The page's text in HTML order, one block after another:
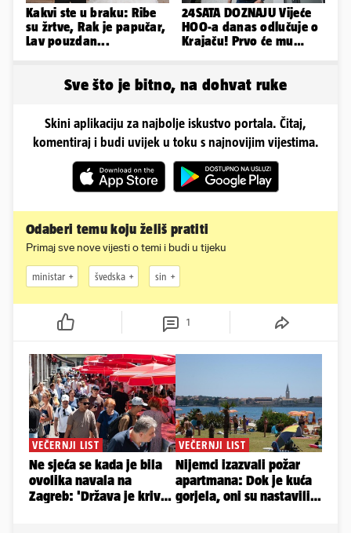
Kakvi ste u braku: Ribe
su žrtve, Rak je papučar,
Lav pouzdan...
24SATA DOZNAJU Vijeće
HOO-a danas odlučuje o
Krajaču! Prvo će mu
Sve što je bitno, na dohvat ruke
Skini aplikaciju za najbolje iskustvo portala. Čitaj,
komentiraj i budi uvijek u toku s najnovijim vijestima.
Odaberi temu koju želiš pratiti
Primaj sve nove vijesti o temi i budi u tijeku
ministar švedska sin
1